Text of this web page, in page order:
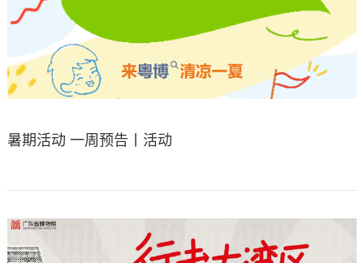
暑期活动 一周预告丨活动